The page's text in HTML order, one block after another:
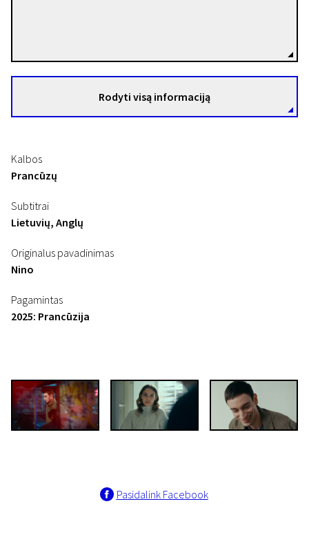
Rodyti visą informaciją
Kalbos
Prancūzų
Subtitrai
Lietuvių, Anglų
Originalus pavadinimas
Nino
Pagamintas
2025: Prancūzija
Pasidalink Facebook